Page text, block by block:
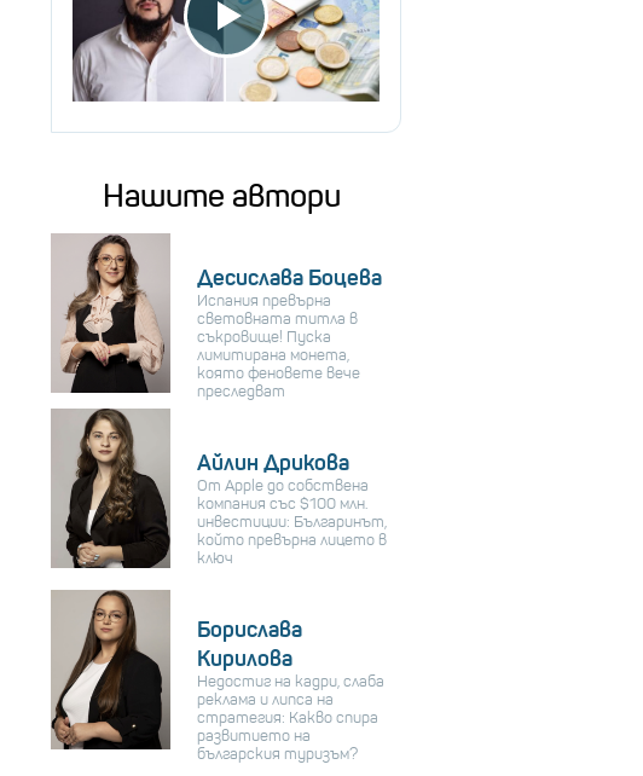
Нашите автори
Десислава Боцева
Испания превърна
световната титла в
съкровище! Пуска
лимитирана монета,
която феновете вече
преследват
Айлин Дрикова
От Apple до собствена
компания със $100 млн.
инвестиции: Българинът,
който превърна лицето в
ключ
Борислава
Кирилова
Недостиг на кадри, слаба
реклама и липса на
стратегия: Какво спира
развитието на
българския туризъм?